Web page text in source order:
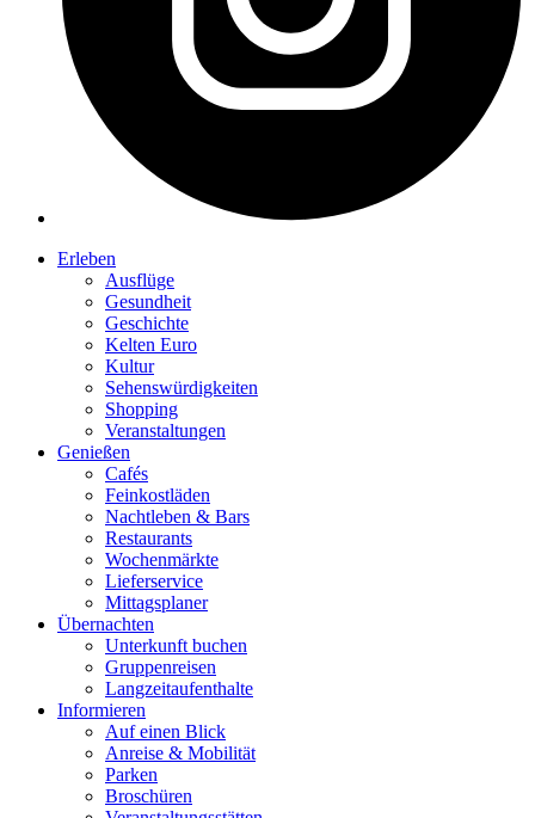
Erleben
Ausflüge
Gesundheit
Geschichte
Kelten Euro
Kultur
Sehenswürdigkeiten
Shopping
Veranstaltungen
Genießen
Cafés
Feinkostläden
Nachtleben & Bars
Restaurants
Wochenmärkte
Lieferservice
Mittagsplaner
Übernachten
Unterkunft buchen
Gruppenreisen
Langzeitaufenthalte
Informieren
Auf einen Blick
Anreise & Mobilität
Parken
Broschüren